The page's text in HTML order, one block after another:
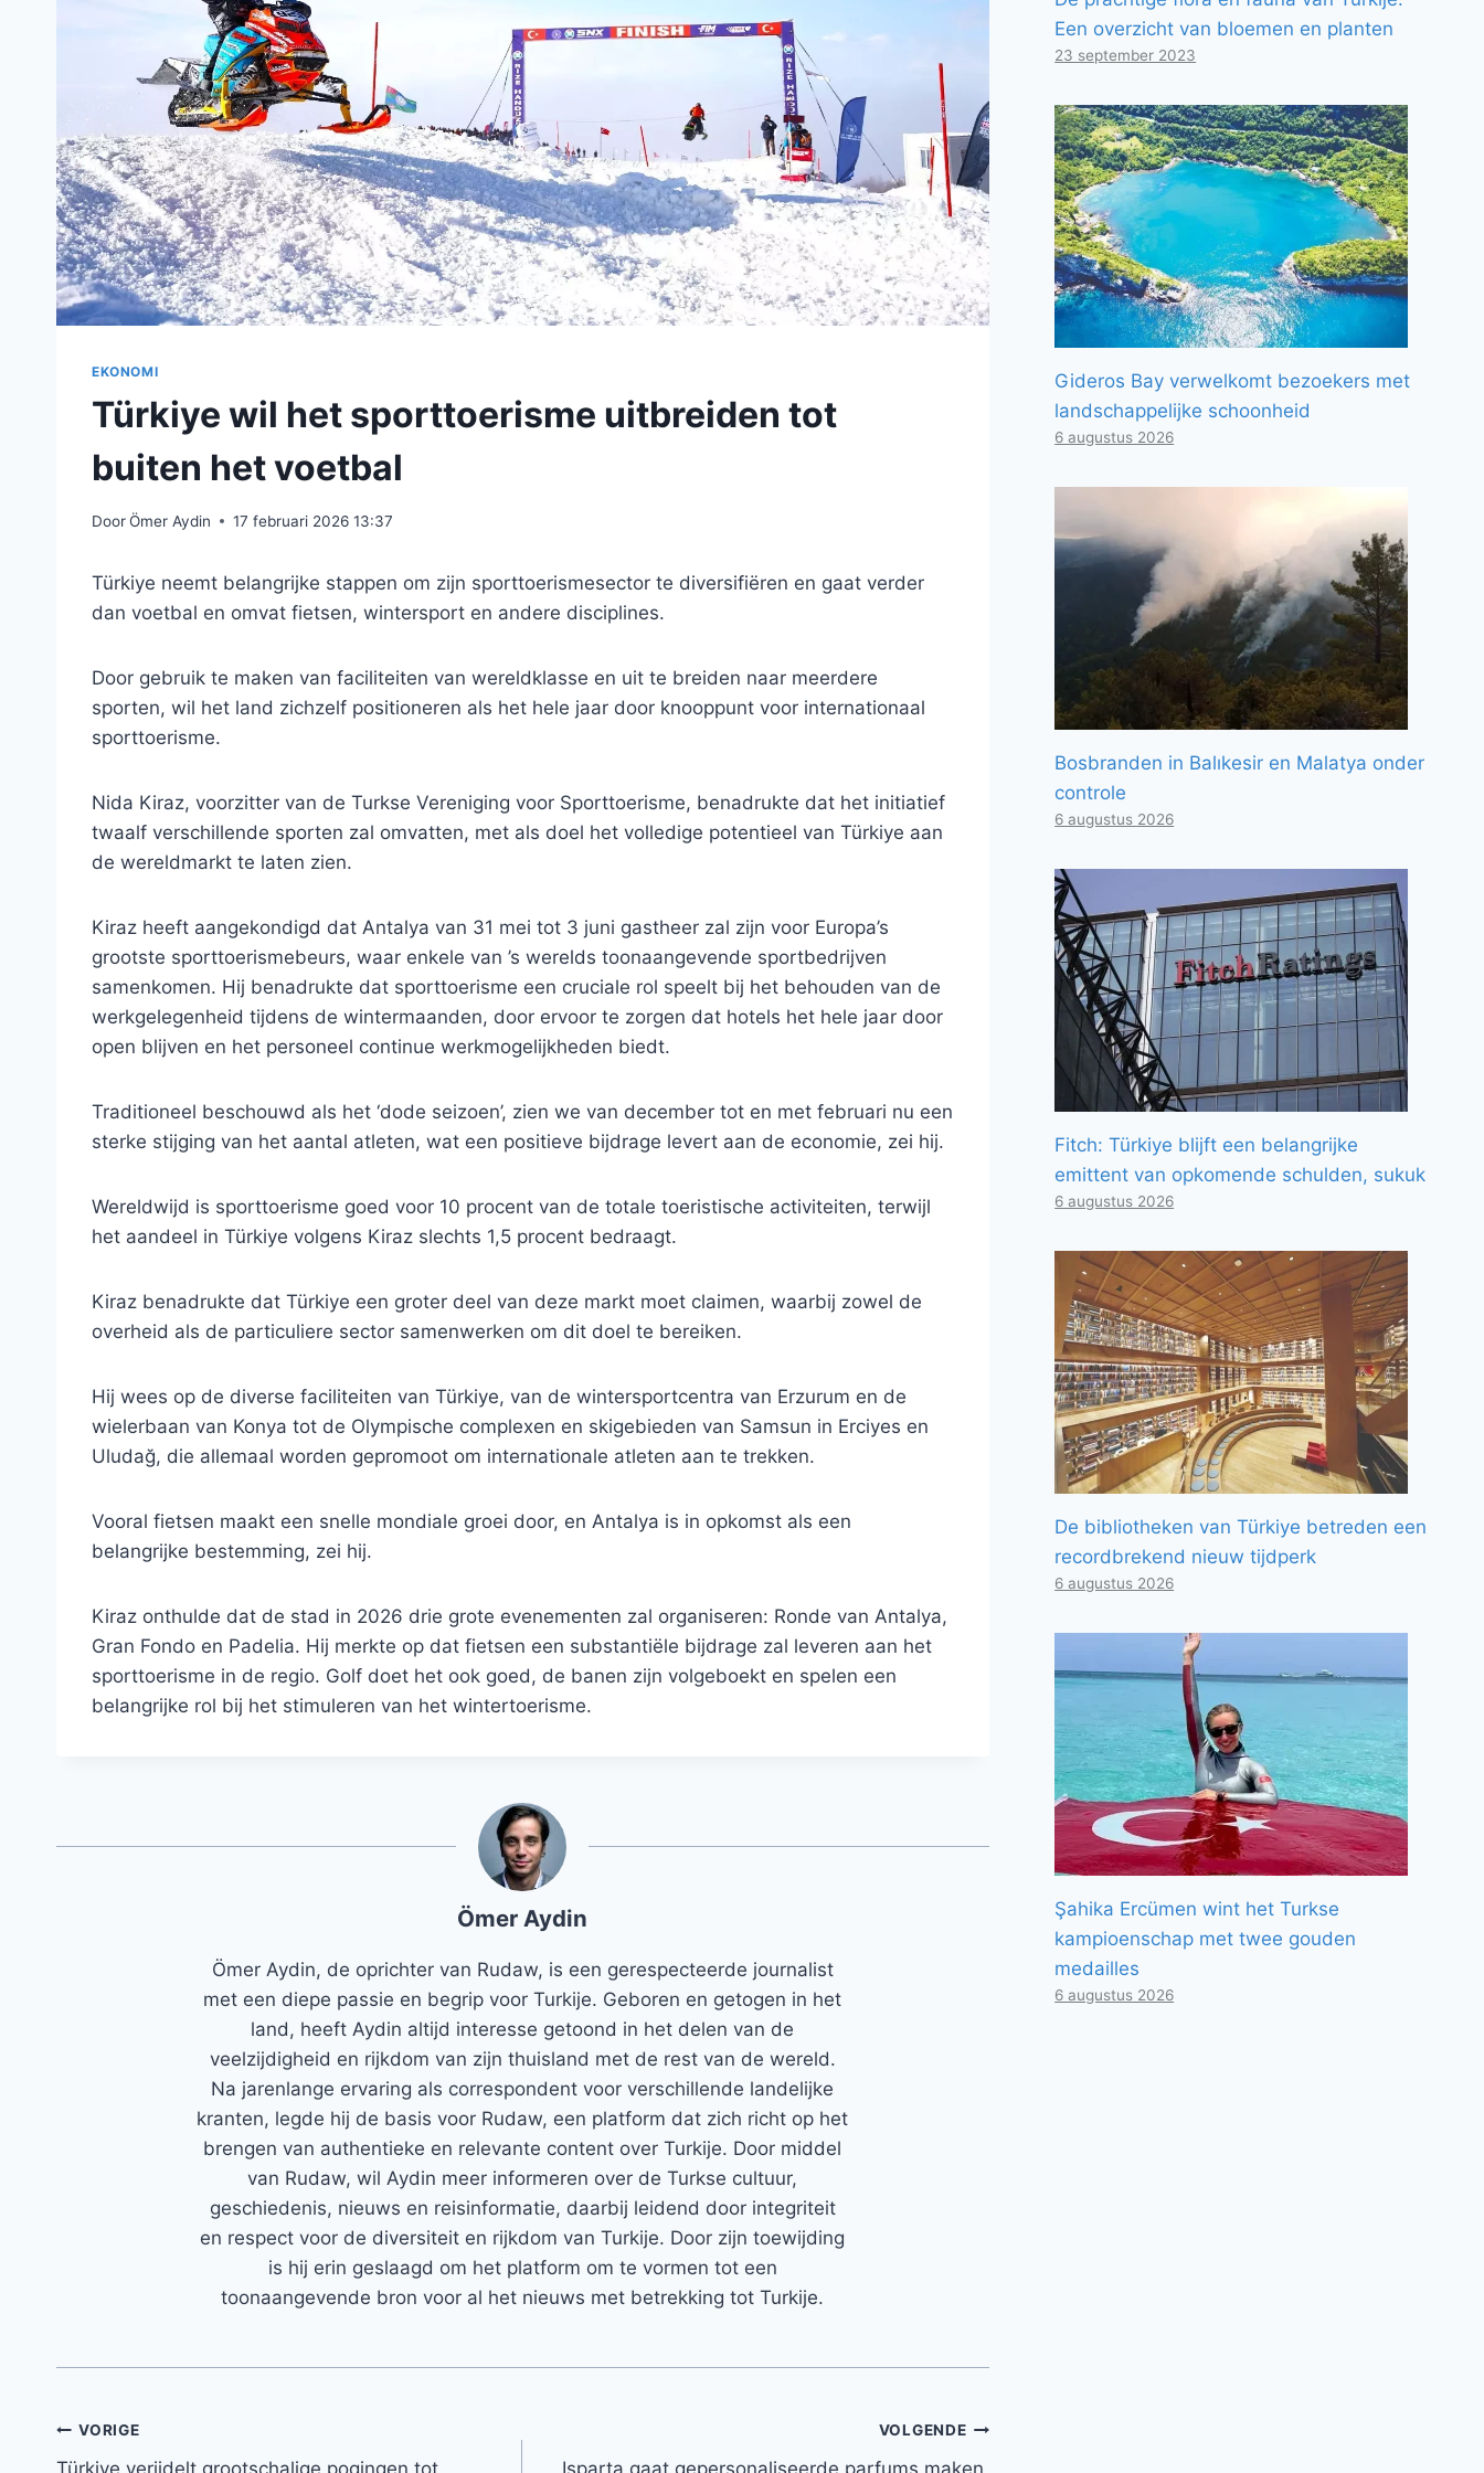
EKONOMI
Türkiye wil het sporttoerisme uitbreiden tot
buiten het voetbal
DoorÖmer Aydin 17 februari 2026 13:37
Türkiye neemt belangrijke stappen om zijn sporttoerismesector te diversifiëren en gaat verder
dan voetbal en omvat fietsen, wintersport en andere disciplines.
Door gebruik te maken van faciliteiten van wereldklasse en uit te breiden naar meerdere
sporten, wil het land zichzelf positioneren als het hele jaar door knooppunt voor internationaal
sporttoerisme.
Nida Kiraz, voorzitter van de Turkse Vereniging voor Sporttoerisme, benadrukte dat het initiatief
twaalf verschillende sporten zal omvatten, met als doel het volledige potentieel van Türkiye aan
de wereldmarkt te laten zien.
Kiraz heeft aangekondigd dat Antalya van 31 mei tot 3 juni gastheer zal zijn voor Europa’s
grootste sporttoerismebeurs, waar enkele van ’s werelds toonaangevende sportbedrijven
samenkomen. Hij benadrukte dat sporttoerisme een cruciale rol speelt bij het behouden van de
werkgelegenheid tijdens de wintermaanden, door ervoor te zorgen dat hotels het hele jaar door
open blijven en het personeel continue werkmogelijkheden biedt.
Traditioneel beschouwd als het ‘dode seizoen’, zien we van december tot en met februari nu een
sterke stijging van het aantal atleten, wat een positieve bijdrage levert aan de economie, zei hij.
Wereldwijd is sporttoerisme goed voor 10 procent van de totale toeristische activiteiten, terwijl
het aandeel in Türkiye volgens Kiraz slechts 1,5 procent bedraagt.
Kiraz benadrukte dat Türkiye een groter deel van deze markt moet claimen, waarbij zowel de
overheid als de particuliere sector samenwerken om dit doel te bereiken.
Hij wees op de diverse faciliteiten van Türkiye, van de wintersportcentra van Erzurum en de
wielerbaan van Konya tot de Olympische complexen en skigebieden van Samsun in Erciyes en
Uludağ, die allemaal worden gepromoot om internationale atleten aan te trekken.
Vooral fietsen maakt een snelle mondiale groei door, en Antalya is in opkomst als een
belangrijke bestemming, zei hij.
Kiraz onthulde dat de stad in 2026 drie grote evenementen zal organiseren: Ronde van Antalya,
Gran Fondo en Padelia. Hij merkte op dat fietsen een substantiële bijdrage zal leveren aan het
sporttoerisme in de regio. Golf doet het ook goed, de banen zijn volgeboekt en spelen een
belangrijke rol bij het stimuleren van het wintertoerisme.
Ömer Aydin
Ömer Aydin, de oprichter van Rudaw, is een gerespecteerde journalist
met een diepe passie en begrip voor Turkije. Geboren en getogen in het
land, heeft Aydin altijd interesse getoond in het delen van de
veelzijdigheid en rijkdom van zijn thuisland met de rest van de wereld.
Na jarenlange ervaring als correspondent voor verschillende landelijke
kranten, legde hij de basis voor Rudaw, een platform dat zich richt op het
brengen van authentieke en relevante content over Turkije. Door middel
van Rudaw, wil Aydin meer informeren over de Turkse cultuur,
geschiedenis, nieuws en reisinformatie, daarbij leidend door integriteit
en respect voor de diversiteit en rijkdom van Turkije. Door zijn toewijding
is hij erin geslaagd om het platform om te vormen tot een
toonaangevende bron voor al het nieuws met betrekking tot Turkije.
Bericht
VORIGE
Türkiye verijdelt grootschalige pogingen tot
VOLGENDE
Isparta gaat gepersonaliseerde parfums maken,
Een overzicht van bloemen en planten
23 september 2023
Gideros Bay verwelkomt bezoekers met
landschappelijke schoonheid
6 augustus 2026
Bosbranden in Balıkesir en Malatya onder
controle
6 augustus 2026
Fitch: Türkiye blijft een belangrijke
emittent van opkomende schulden, sukuk
6 augustus 2026
De bibliotheken van Türkiye betreden een
recordbrekend nieuw tijdperk
6 augustus 2026
Şahika Ercümen wint het Turkse
kampioenschap met twee gouden
medailles
6 augustus 2026